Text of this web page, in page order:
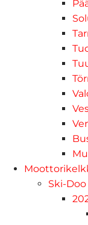
Ski-